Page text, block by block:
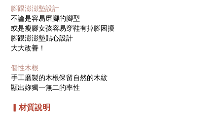
腳跟澎澎墊設計
不論是容易磨腳的腳型
或是瘦腳女孩容易穿鞋有掉腳困擾
腳跟澎澎墊貼心設計
大大改善！
個性木根
手工磨製的木根保留自然的木紋
顯出妳獨一無二的率性
材質說明